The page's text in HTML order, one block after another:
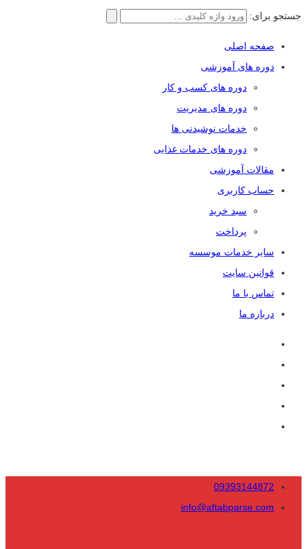
جستجو برای:
صفحه اصلی
دوره های آموزشی
دوره های کسب و کار
دوره های مدیریت
خدمات نوشیدنی ها
دوره های خدمات غذایی
مقالات آموزشی
حساب کاربری
سبد خرید
پرداخت
سایر خدمات موسسه
قوانین سایت
تماس با ما
درباره ما
09393144872
info@aftabparse.com